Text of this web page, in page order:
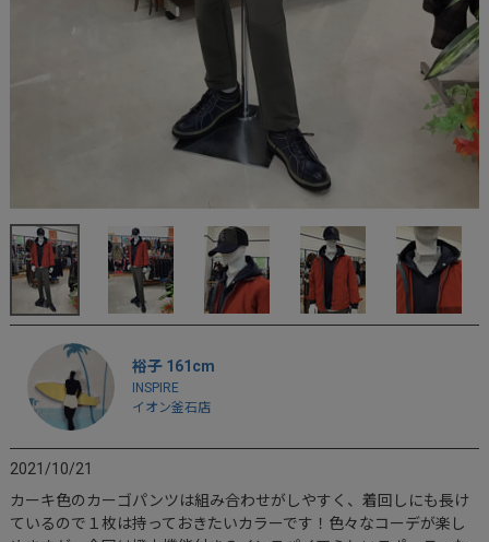
裕子 161cm
INSPIRE
イオン釜石店
2021/10/21
カーキ色のカーゴパンツは組み合わせがしやすく、着回しにも長け
ているので１枚は持っておきたいカラーです！色々なコーデが楽し